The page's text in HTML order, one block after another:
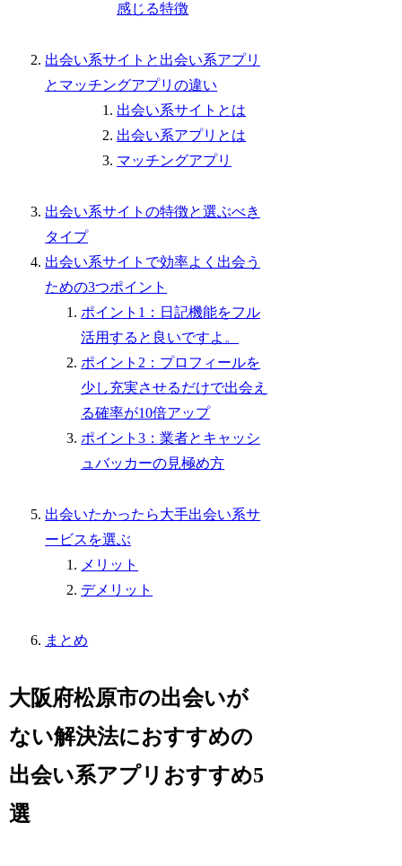
感じる特徴
出会い系サイトと出会い系アプリ
とマッチングアプリの違い
出会い系サイトとは
出会い系アプリとは
マッチングアプリ
出会い系サイトの特徴と選ぶべき
タイプ
出会い系サイトで効率よく出会う
ための3つポイント
ポイント1：日記機能をフル
活用すると良いですよ。
ポイント2：プロフィールを
少し充実させるだけで出会え
る確率が10倍アップ
ポイント3：業者とキャッシ
ュバッカーの見極め方
出会いたかったら大手出会い系サ
ービスを選ぶ
メリット
デメリット
まとめ
大阪府松原市の出会いが
ない解決法におすすめの
出会い系アプリおすすめ5
選